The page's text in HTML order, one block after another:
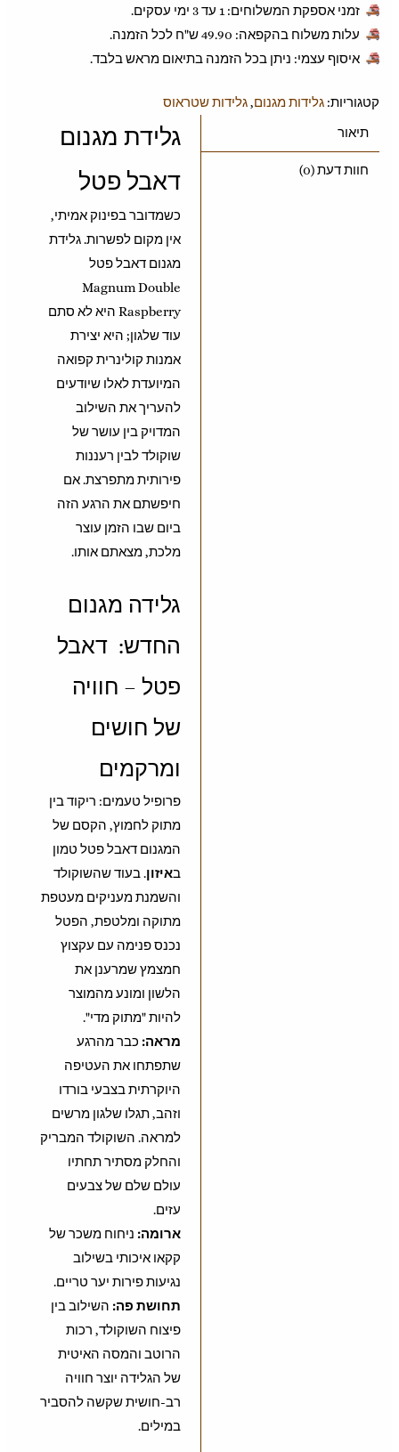
זמני אספקת המשלוחים: 1 עד 3 ימי עסקים.
עלות משלוח בהקפאה: ‎49.90 ש"ח לכל הזמנה.
איסוף עצמי: ניתן בכל הזמנה בתיאום מראש בלבד.
קטגוריות:גלידות מגנום,גלידות שטראוס
תיאור
חוות דעת (0)
גלידת מגנום
דאבל פטל
כשמדובר בפינוק אמיתי,
אין מקום לפשרות. גלידת
מגנום דאבל פטל
Magnum Double
Raspberry היא לא סתם
עוד שלגון; היא יצירת
אמנות קולינרית קפואה
המיועדת לאלו שיודעים
להעריך את השילוב
המדויק בין עושר של
שוקולד לבין רעננות
פירותית מתפרצת. אם
חיפשתם את הרגע הזה
ביום שבו הזמן עוצר
מלכת, מצאתם אותו.
גלידה מגנום
החדש: דאבל
פטל – חוויה
של חושים
ומרקמים
פרופיל טעמים: ריקוד בין
מתוק לחמוץ, הקסם של
המגנום דאבל פטל טמון
באיזון. בעוד שהשוקולד
והשמנת מעניקים מעטפת
מתוקה ומלטפת, הפטל
נכנס פנימה עם עקצוץ
חמצמץ שמרענן את
הלשון ומונע מהמוצר
להיות "מתוק מדי".
מראה: כבר מהרגע
שתפתחו את העטיפה
היוקרתית בצבעי בורדו
וזהב, תגלו שלגון מרשים
למראה. השוקולד המבריק
והחלק מסתיר תחתיו
עולם שלם של צבעים
עזים.
ארומה: ניחוח משכר של
קקאו איכותי בשילוב
נגיעות פירות יער טריים.
תחושת פה: השילוב בין
פיצוח השוקולד, רכות
הרוטב והמסה האיטית
של הגלידה יוצר חוויה
רב-חושית שקשה להסביר
במילים.